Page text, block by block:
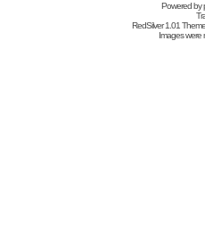
Powered by
RedSilver 1.01
Images were